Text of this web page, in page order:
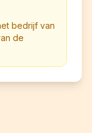
bedrijf van
de